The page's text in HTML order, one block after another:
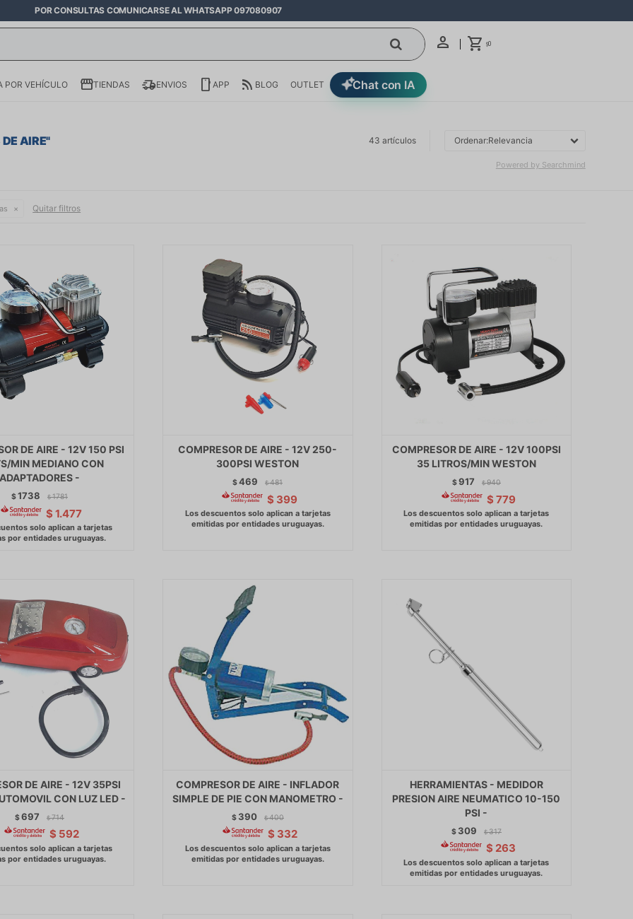
POR CONSULTAS COMUNICARSE AL WHATSAPP 097080907
$0
Chat con IA
POR VEHÍCULO TIENDAS ENVIOS APP BLOG OUTLET
AIRE" 43 artículos Relevancia
Powered by Searchmind
Quitar filtros
DE AIRE - 12V 150 PSI
MIN MEDIANO CON
-
$1738 $ 1781
$ 1.477
COMPRESOR DE AIRE - 12V 250-
300PSI WESTON
$469 $ 481
$ 399
COMPRESOR DE AIRE - 12V 100PSI
35 LITROS/MIN WESTON
$917 $ 940
$ 779
DE AIRE - 12V 35PSI
CON LUZ LED -
$697 $ 714
$ 592
COMPRESOR DE AIRE - INFLADOR
SIMPLE DE PIE CON MANOMETRO -
$ 390 $ 400
$ 332
HERRAMIENTAS - MEDIDOR
PRESION AIRE NEUMATICO 10-150
PSI -
$ 309 $ 317
$ 263